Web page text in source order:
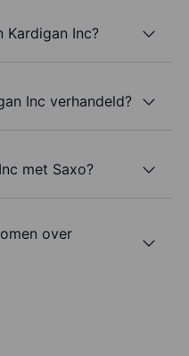
Kardigan Inc?
Inc verhandeld?
met Saxo?
over